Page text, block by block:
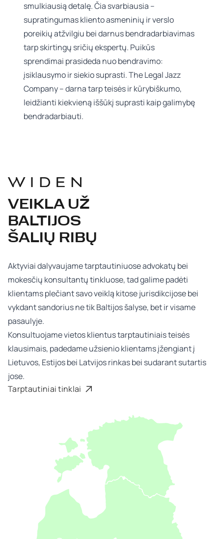
smulkiausią detalę. Čia svarbiausia –
supratingumas kliento asmeninių ir verslo
poreikių atžvilgiu bei darnus bendradarbiavimas
tarp skirtingų sričių ekspertų. Puikūs
sprendimai prasideda nuo bendravimo:
įsiklausymo ir siekio suprasti. The Legal Jazz
Company – darna tarp teisės ir kūrybiškumo,
leidžianti kiekvieną iššūkį suprasti kaip galimybę
bendradarbiauti.
VEIKLA UŽ
BALTIJOS
ŠALIŲ RIBŲ
Aktyviai dalyvaujame tarptautiniuose advokatų bei
mokesčių konsultantų tinkluose, tad galime padėti
klientams plečiant savo veiklą kitose jurisdikcijose bei
vykdant sandorius ne tik Baltijos šalyse, bet ir visame
pasaulyje.
Konsultuojame vietos klientus tarptautiniais teisės
klausimais, padedame užsienio klientams įžengiant į
Lietuvos, Estijos bei Latvijos rinkas bei sudarant sutartis
jose.
Tarptautiniai tinklai